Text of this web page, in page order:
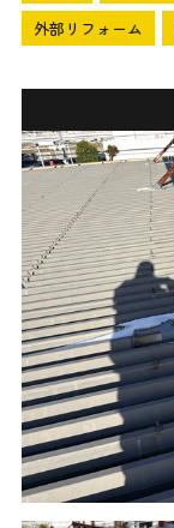
外部リフォーム